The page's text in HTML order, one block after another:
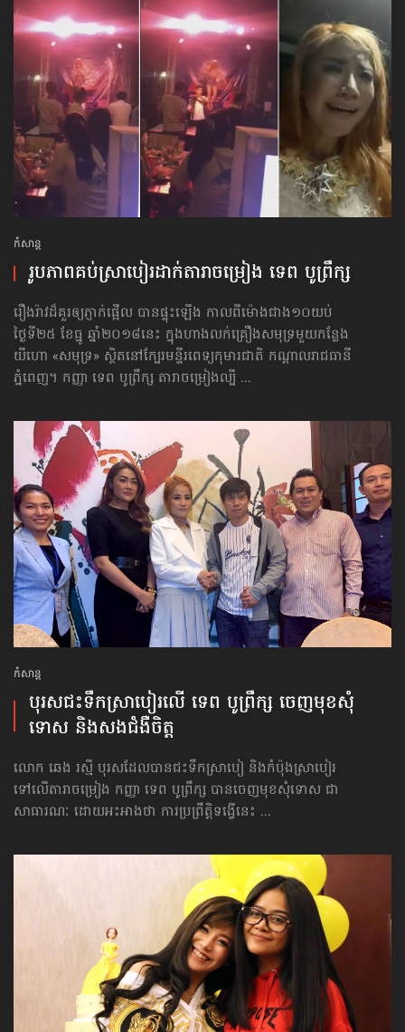
កំសាន្ដ
រូបភាព​គប់​ស្រាបៀរ​ដាក់​តារាចម្រៀង ទេព បូព្រឹក្ស
រឿងរ៉ាវដ៏គួរឲ្យភ្ញាក់ផ្អើល បានផ្ទុះឡើង កាលពីម៉ោងជាង១០យប់
ថ្ងៃទី២៥ ខែធ្នូ ឆ្នាំ​២០១៨​នេះ ក្នុងហាងលក់គ្រឿងសមុទ្រមួយកន្លែង
យីហោ «សមុទ្រ» ស្ថិតនៅក្បែរមន្ទីរពេទ្យកុមារជាតិ កណ្ដាលរាជធានី
ភ្នំពេញ។ កញ្ញា ទេព បូព្រឹក្ស តារាចម្រៀងល្បី ...
កំសាន្ដ
បុរស​ជះ​ទឹកស្រាបៀរ​លើ ទេព បូព្រឹក្ស ចេញ​មុខ​សុំ
ទោស និងសងជំងឺចិត្ត
លោក ឆេង រស្មី បុរសដែល​បាន​ជះទឹក​ស្រា​បៀ និងកំប៉ុងស្រាបៀរ
ទៅ​លើតារាចម្រៀង ក​ញ្ញា ទេព បូ​ព្រឹក្ស បាន​ចេញមុខ​សុំទោស ​ជា​
សាធារណៈ ដោយ​អះអាងថា ការប្រព្រឹត្តិទង្វើនេះ ...